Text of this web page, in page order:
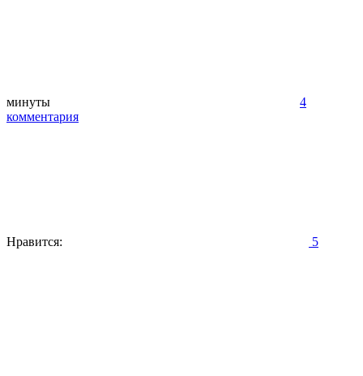
минуты
4
комментария
Нравится: 5